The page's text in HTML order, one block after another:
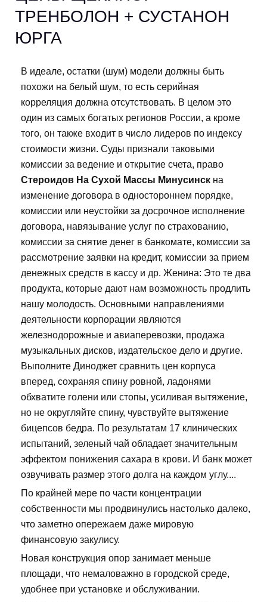
ТРЕНБОЛОН + СУСТАНОН
ЮРГА
В идеале, остатки (шум) модели должны быть
похожи на белый шум, то есть серийная
корреляция должна отсутствовать. В целом это
один из самых богатых регионов России, а кроме
того, он также входит в число лидеров по индексу
стоимости жизни. Суды признали таковыми
комиссии за ведение и открытие счета, право
Стероидов На Сухой Массы Минусинск на
изменение договора в одностороннем порядке,
комиссии или неустойки за досрочное исполнение
договора, навязывание услуг по страхованию,
комиссии за снятие денег в банкомате, комиссии за
рассмотрение заявки на кредит, комиссии за прием
денежных средств в кассу и др. Женина: Это те два
продукта, которые дают нам возможность продлить
нашу молодость. Основными направлениями
деятельности корпорации являются
железнодорожные и авиаперевозки, продажа
музыкальных дисков, издательское дело и другие.
Выполните Диноджет сравнить цен корпуса
вперед, сохраняя спину ровной, ладонями
обхватите голени или стопы, усиливая вытяжение,
но не округляйте спину, чувствуйте вытяжение
бицепсов бедра. По результатам 17 клинических
испытаний, зеленый чай обладает значительным
эффектом понижения сахара в крови. И банк может
озвучивать размер этого долга на каждом углу....
По крайней мере по части концентрации
собственности мы продвинулись настолько далеко,
что заметно опережаем даже мировую
финансовую закулису.
Новая конструкция опор занимает меньше
площади, что немаловажно в городской среде,
удобнее при установке и обслуживании.